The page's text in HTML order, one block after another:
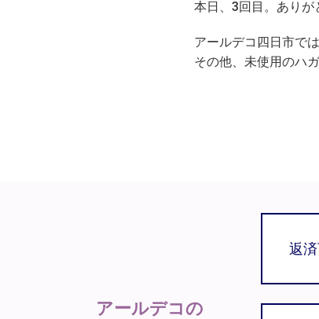
本日、3回目。ありが
アールデコ四日市で
その他、未使用のハ
アールデコの
返